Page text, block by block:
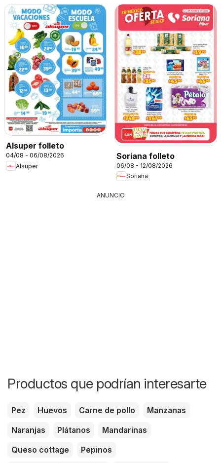
Alsuper folleto
04/08 - 06/08/2026
Alsuper
Soriana folleto
06/08 - 12/08/2026
Soriana
ANUNCIO
Productos que podrían interesarte
Pez Huevos Carne de pollo
Manzanas
Naranjas
Plátanos
Mandarinas
Queso cottage
Pepinos